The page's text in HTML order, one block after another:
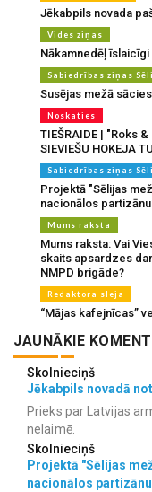
Jēkabpils novada
Vides ziņas
Nākamnedēļ
Sabiedrības ziņas
Susējas mežā
Noskaties
TIEŠRAIDE | "Roks
SIEVIEŠU HOKEJA
Sabiedrības ziņas
Projektā "Sēlijas
nacionālos
Mums raksta
Mums raksta: Vai
skaits apsardzes
NMPD brigāde?
Redaktora sleja
“Mājas kafejnīcas”
JAUNĀKIE
Skolnieciņš
Jēkabpils novadā
Prieks par Latvijas
nelaimē.
Skolnieciņš
Projektā "Sēlijas
nacionālos